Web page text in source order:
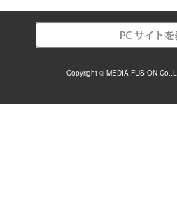
Copyright © MEDIA FUSION